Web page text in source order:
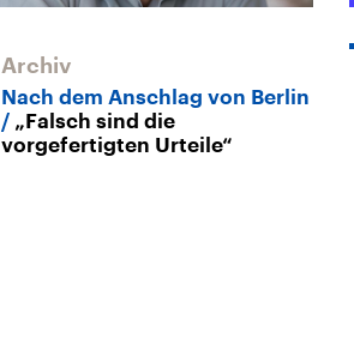
Archiv
Nach dem Anschlag von Berlin
„Falsch sind die
vorgefertigten Urteile“